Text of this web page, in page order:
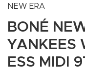
NEW ERA
BONÉ
YANKEES
ESS MIDI